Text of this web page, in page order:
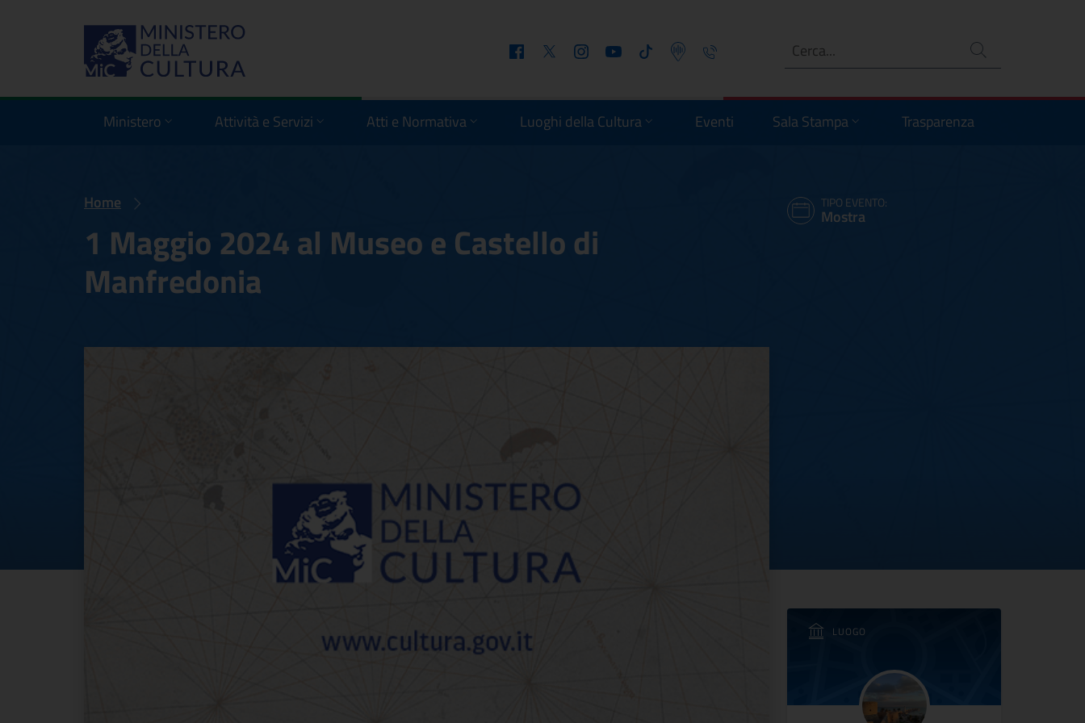
FacebookTwitter InstagramYoutube Tiktok Podcast Telefono Ricerca
Ministero Attività e Servizi Atti e Normativa Luoghi della Cultura Eventi Sala Stampa Trasparenza
Home
1 Maggio 2024 al Museo e Castello di
Manfredonia
TIPO EVENTO:
Mostra
LUOGO